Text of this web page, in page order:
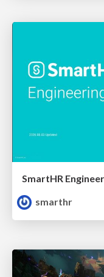
SmartHR
smarthr